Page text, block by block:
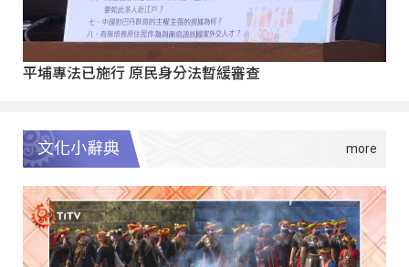
平埔專法已施行 原民身分法暫緩審查
文化小辭典